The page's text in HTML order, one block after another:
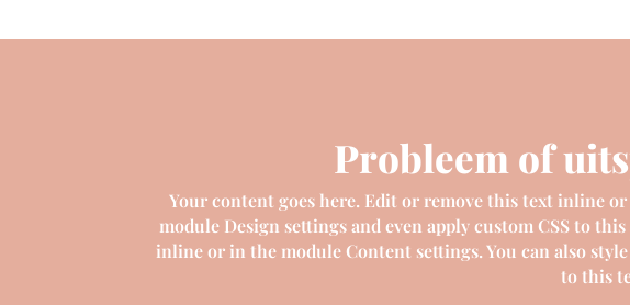
Probleem of
Your content goes here. Edit or remove this text inline
module Design settings and even apply custom CSS to
inline or in the module Content settings. You can also
to this